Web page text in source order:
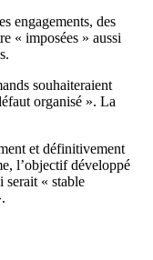
engagements, des
« imposées » aussi
souhaiteraient
organisé ». La
et définitivement
l’objectif développé
serait « stable